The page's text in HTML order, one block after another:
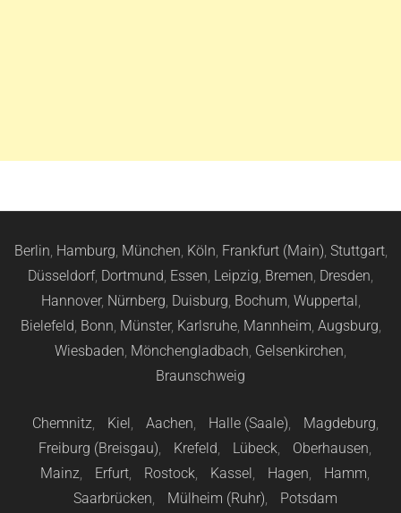
Berlin, Hamburg, München, Köln, Frankfurt (Main), Stuttgart,
Düsseldorf, Dortmund, Essen, Leipzig, Bremen, Dresden,
Hannover, Nürnberg, Duisburg, Bochum, Wuppertal,
Bielefeld, Bonn, Münster, Karlsruhe, Mannheim, Augsburg,
Wiesbaden, Mönchengladbach, Gelsenkirchen,
Braunschweig
Chemnitz, Kiel, Aachen, Halle (Saale), Magdeburg,
Freiburg (Breisgau), Krefeld, Lübeck, Oberhausen,
Mainz, Erfurt, Rostock, Kassel, Hagen, Hamm,
Saarbrücken, Mülheim (Ruhr), Potsdam